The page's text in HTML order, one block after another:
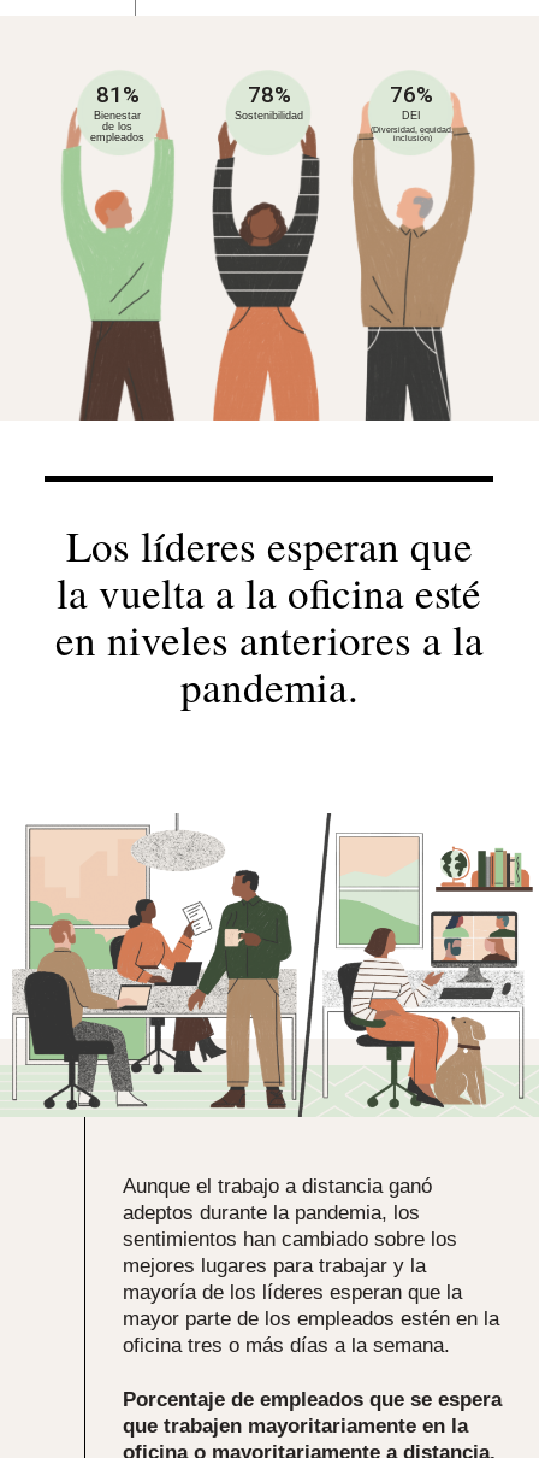
Bienestar
de los
empleados
81% 78% 76%
Sostenibilidad DEI
(Diversidad, equidad,
inclusión)
Aunque el trabajo a distancia ganó
adeptos durante la pandemia, los
sentimientos han cambiado sobre los
mejores lugares para trabajar y la
mayoría de los líderes esperan que la
mayor parte de los empleados estén en la
oficina tres o más días a la semana.
Porcentaje de empleados que se espera
que trabajen mayoritariamente en la
oficina o mayoritariamente a distancia.
Los líderes esperan que
la vuelta a la oficina esté
en niveles anteriores a la
pandemia.